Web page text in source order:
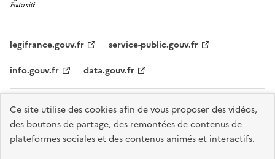
Ce site utilise des cookies afin de vous proposer des vidéos,
des boutons de partage, des remontées de contenus de
plateformes sociales et des contenus animés et interactifs.
legifrance.gouv.fr
service-public.gouv.fr
info.gouv.fr
data.gouv.fr
Plan du site Données personnelles et cookies
Accessibilité :
partiellement conforme
Mentions légales Gestion des cookies